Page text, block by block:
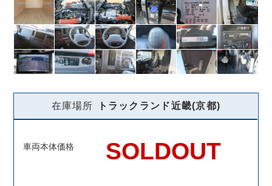
在庫場所 トラックランド近畿(京都)
車両本体価格 SOLDOUT